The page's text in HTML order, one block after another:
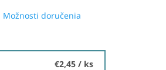
Možnosti doručenia
€2,45 / ks